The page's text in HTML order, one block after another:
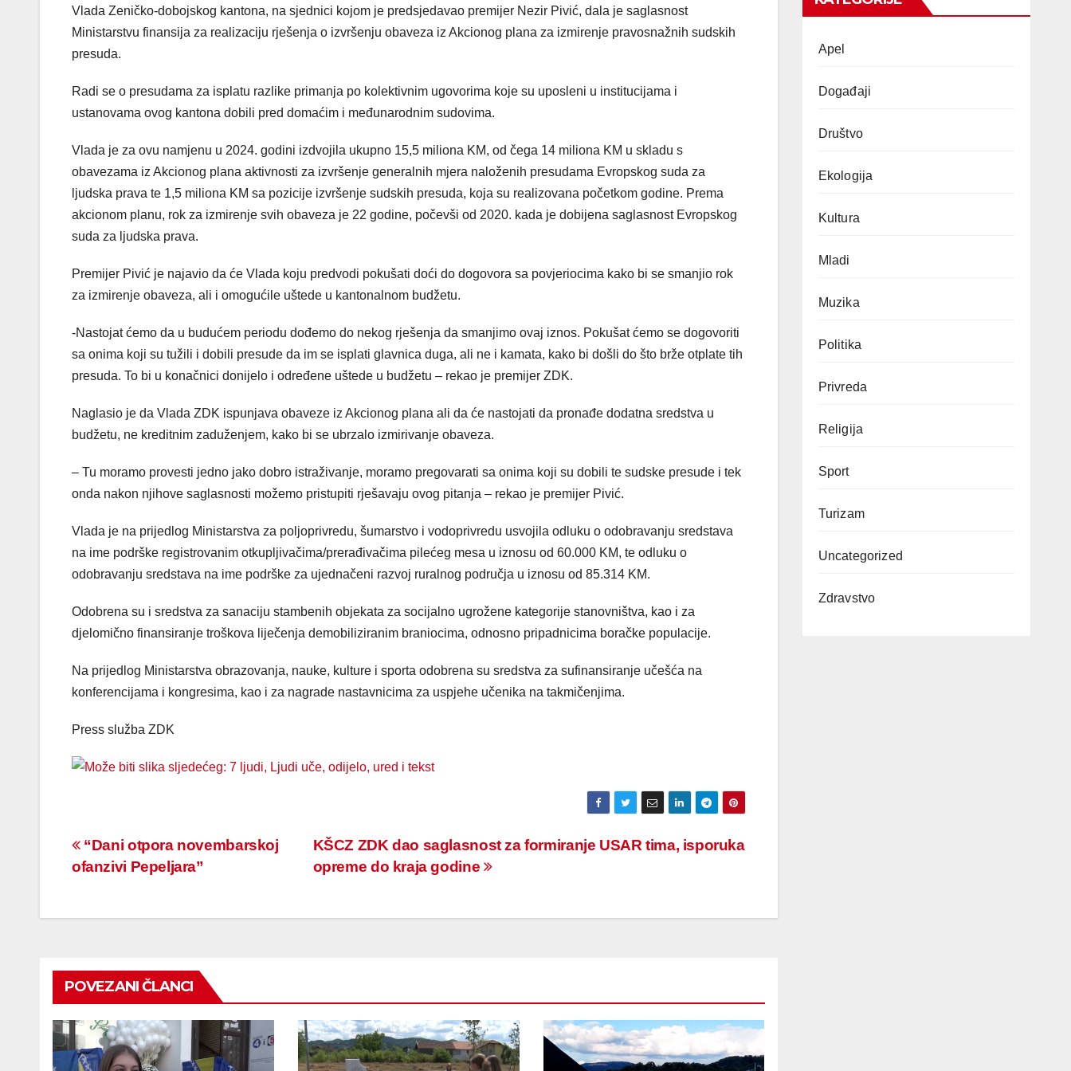
Vlada Zeničko-dobojskog kantona, na sjednici kojom je predsjedavao premijer Nezir Pivić, dala je saglasnost
Ministarstvu finansija za realizaciju rješenja o izvršenju obaveza iz Akcionog plana za izmirenje pravosnažnih sudskih
presuda.
Radi se o presudama za isplatu razlike primanja po kolektivnim ugovorima koje su uposleni u institucijama i
ustanovama ovog kantona dobili pred domaćim i međunarodnim sudovima.
Vlada je za ovu namjenu u 2024. godini izdvojila ukupno 15,5 miliona KM, od čega 14 miliona KM u skladu s
obavezama iz Akcionog plana aktivnosti za izvršenje generalnih mjera naloženih presudama Evropskog suda za
ljudska prava te 1,5 miliona KM sa pozicije izvršenje sudskih presuda, koja su realizovana početkom godine. Prema
akcionom planu, rok za izmirenje svih obaveza je 22 godine, počevši od 2020. kada je dobijena saglasnost Evropskog
suda za ljudska prava.
Premijer Pivić je najavio da će Vlada koju predvodi pokušati doći do dogovora sa povjeriocima kako bi se smanjio rok
za izmirenje obaveza, ali i omogućile uštede u kantonalnom budžetu.
-Nastojat ćemo da u budućem periodu dođemo do nekog rješenja da smanjimo ovaj iznos. Pokušat ćemo se dogovoriti
sa onima koji su tužili i dobili presude da im se isplati glavnica duga, ali ne i kamata, kako bi došli do što brže otplate tih
presuda. To bi u konačnici donijelo i određene uštede u budžetu – rekao je premijer ZDK.
Naglasio je da Vlada ZDK ispunjava obaveze iz Akcionog plana ali da će nastojati da pronađe dodatna sredstva u
budžetu, ne kreditnim zaduženjem, kako bi se ubrzalo izmirivanje obaveza.
– Tu moramo provesti jedno jako dobro istraživanje, moramo pregovarati sa onima koji su dobili te sudske presude i tek
onda nakon njihove saglasnosti možemo pristupiti rješavaju ovog pitanja – rekao je premijer Pivić.
Vlada je na prijedlog Ministarstva za poljoprivredu, šumarstvo i vodoprivredu usvojila odluku o odobravanju sredstava
na ime podrške registrovanim otkupljivačima/prerađivačima pilećeg mesa u iznosu od 60.000 KM, te odluku o
odobravanju sredstava na ime podrške za ujednačeni razvoj ruralnog područja u iznosu od 85.314 KM.
Odobrena su i sredstva za sanaciju stambenih objekata za socijalno ugrožene kategorije stanovništva, kao i za
djelomično finansiranje troškova liječenja demobiliziranim braniocima, odnosno pripadnicima boračke populacije.
Na prijedlog Ministarstva obrazovanja, nauke, kulture i sporta odobrena su sredstva za sufinansiranje učešća na
konferencijama i kongresima, kao i za nagrade nastavnicima za uspjehe učenika na takmičenjima.
Press služba ZDK
Navigacija
članaka
KŠCZ ZDK dao saglasnost za formiranje USAR tima, isporuka
opreme do kraja godine
“Dani otpora novembarskoj
ofanzivi Pepeljara”
POVEZANI ČLANCI
Apel
Događaji
Društvo
Ekologija
Kultura
Mladi
Muzika
Politika
Privreda
Religija
Sport
Turizam
Uncategorized
Zdravstvo